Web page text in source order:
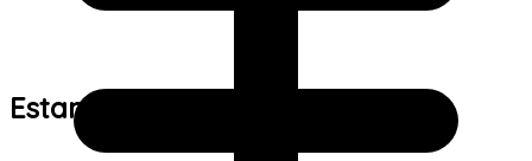
Estampa: